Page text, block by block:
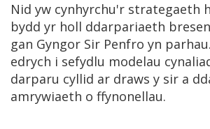
Nid yw cynhyrchu'r strategaeth
bydd yr holl ddarpariaeth
gan Gyngor Sir Penfro yn
edrych i sefydlu modelau
darparu cyllid ar draws y sir a
amrywiaeth o ffynonellau.